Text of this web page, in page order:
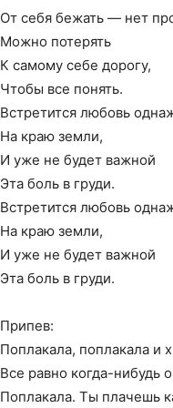
От себя бежать — нет
Можно потерять
К самому себе дорогу,
Чтобы все понять.
Встретится любовь
На краю земли,
И уже не будет важной
Эта боль в груди.
Встретится любовь
На краю земли,
И уже не будет важной
Эта боль в груди.
Припев:
Поплакала, поплакала и
Все равно когда-нибудь
Поплакала. Ты плачешь